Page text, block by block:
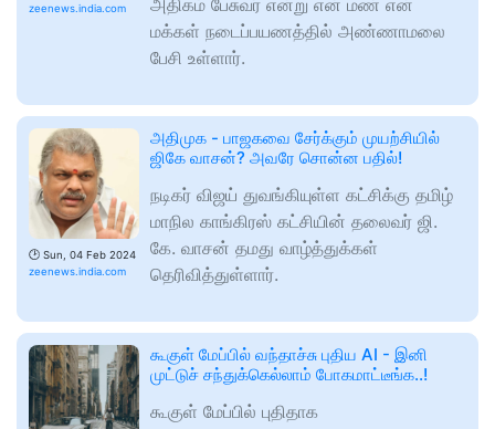
zeenews.india.com
அதிகம் பேசுவர் என்று என் மண் என்
மக்கள் நடைப்பயணத்தில் அண்ணாமலை
பேசி உள்ளார்.
🕑 Sun, 04 Feb 2024
zeenews.india.com
அதிமுக - பாஜகவை சேர்க்கும் முயற்சியில்
ஜிகே வாசன்? அவரே சொன்ன பதில்!
நடிகர் விஜய் துவங்கியுள்ள கட்சிக்கு தமிழ்
மாநில காங்கிரஸ் கட்சியின் தலைவர் ஜி.
கே. வாசன் தமது வாழ்த்துக்கள்
தெரிவித்துள்ளார்.
கூகுள் மேப்பில் வந்தாச்சு புதிய AI - இனி
முட்டுச் சந்துக்கெல்லாம் போகமாட்டீங்க..!
கூகுள் மேப்பில் புதிதாக